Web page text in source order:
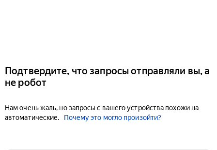
Подтвердите, что запросы отправляли вы, а
не робот
Нам очень жаль, но запросы с вашего устройства похожи на
автоматические.
Почему это могло произойти?